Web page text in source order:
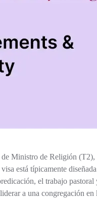
Ministro de Religión (T2),
está típicamente
el trabajo
a una congregación